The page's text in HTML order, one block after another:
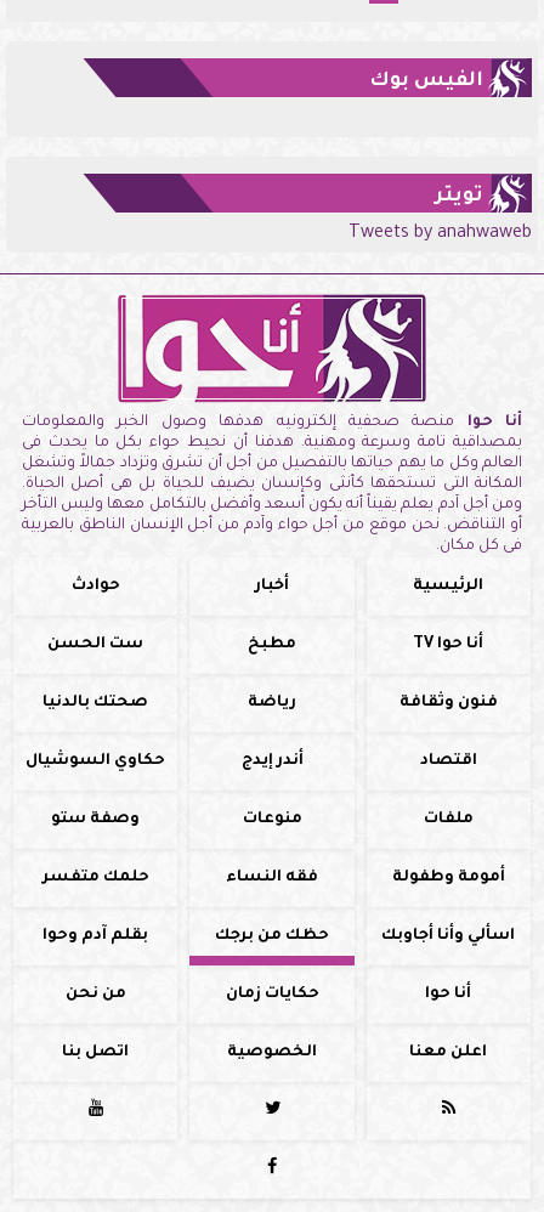
الفيس بوك
تويتر
Tweets by anahwaweb
أنا حوا منصة صحفية إلكترونيه هدفها وصول الخبر والمعلومات
بمصداقية تامة وسرعة ومهنية. هدفنا أن نحيط حواء بكل ما يحدث فى
العالم وكل ما يهم حياتها بالتفصيل من أجل أن تشرق وتزداد جمالاً وتشغل
المكانة التى تستحقها كأنثى وكإنسان يضيف للحياة بل هى أصل الحياة.
ومن أجل آدم يعلم يقيناً أنه يكون أسعد وأفضل بالتكامل معها وليس التأخر
أو التناقض. نحن موقع من أجل حواء وآدم من أجل الإنسان الناطق بالعربية
فى كل مكان.
الرئيسية أخبار حوادث
أنا حوا TV مطبخ ست الحسن
فنون وثقافة رياضة صحتك بالدنيا
اقتصاد أندر إيدج حكاوي السوشيال
ملفات منوعات وصفة ستو
أمومة وطفولة فقه النساء حلمك متفسر
اسألي وأنا أجاوبك حظك من برجك بقلم آدم وحوا
أنا حوا حكايات زمان من نحن
اعلن معنا الخصوصية اتصل بنا



